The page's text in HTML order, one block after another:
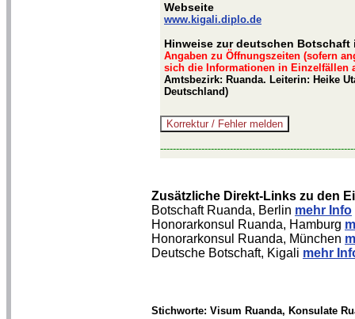
Webseite
www.kigali.diplo.de
Hinweise zur deutschen Botschaft
Angaben zu Öffnungszeiten (sofern
sich die Informationen in Einzelfällen
Amtsbezirk: Ruanda. Leiterin: Heike
Deutschland)
Zusätzliche Direkt-Links zu den
Botschaft Ruanda, Berlin mehr Info
Honorarkonsul Ruanda, Hamburg
Honorarkonsul Ruanda, München
Deutsche Botschaft, Kigali mehr
Stichworte: Visum Ruanda, Konsulate